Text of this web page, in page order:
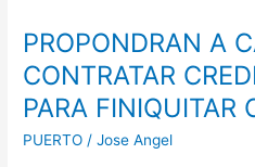
PROPONDRAN A
CONTRATAR
PARA FINIQUITAR
PUERTO /Jose Angel
CABILDO
CONTRATAR
CREDITO
BANCARIO
PARA